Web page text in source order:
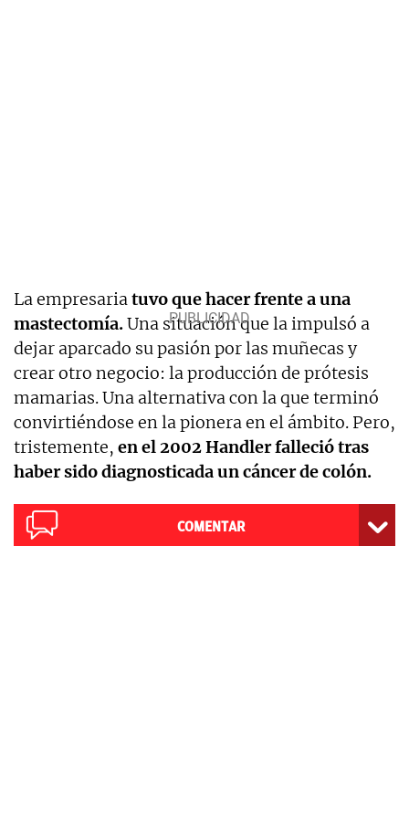
La empresariatuvo que hacer frente a una
mastectomía.Una situación que la impulsó a
dejar aparcado su pasión por las muñecas y
crear otro negocio: la producción de prótesis
mamarias. Una alternativa con la que terminó
convirtiéndose en la pionera en el ámbito. Pero,
tristemente, en el 2002 Handler falleció tras
haber sido diagnosticada un cáncer de colón.
COMENTAR